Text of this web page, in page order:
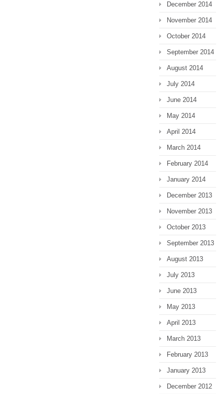
December 2014
November 2014
October 2014
September 2014
August 2014
July 2014
June 2014
May 2014
April 2014
March 2014
February 2014
January 2014
December 2013
November 2013
October 2013
September 2013
August 2013
July 2013
June 2013
May 2013
April 2013
March 2013
February 2013
January 2013
December 2012